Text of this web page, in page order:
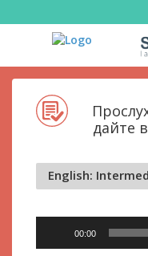
дайте
English:
00:00